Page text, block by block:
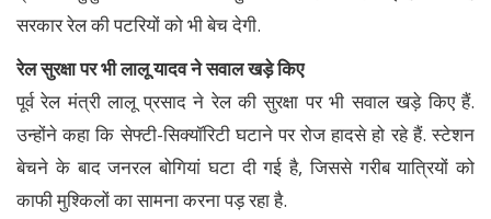
सरकार रेल की पटरियों को भी बेच देगी.
रेल सुरक्षा पर भी लालू यादव ने सवाल खड़े किए
पूर्व रेल मंत्री लालू प्रसाद ने रेल की सुरक्षा पर भी सवाल खड़े किए हैं.
उन्होंने कहा कि सेफ्टी-सिक्यॉरिटी घटाने पर रोज हादसे हो रहे हैं. स्टेशन
बेचने के बाद जनरल बोगियां घटा दी गई है, जिससे गरीब यात्रियों को
काफी मुश्किलों का सामना करना पड़ रहा है.